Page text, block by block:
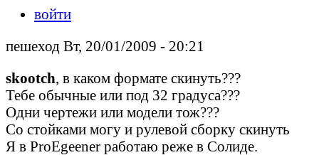
войти
пешеход Вт, 20/01/2009 - 20:21
skootch, в каком формате скинуть???
Тебе обычные или под 32 градуса???
Одни чертежи или модели тож???
Со стойками могу и рулевой сборку скинуть
Я в ProEgeener работаю реже в Солиде.